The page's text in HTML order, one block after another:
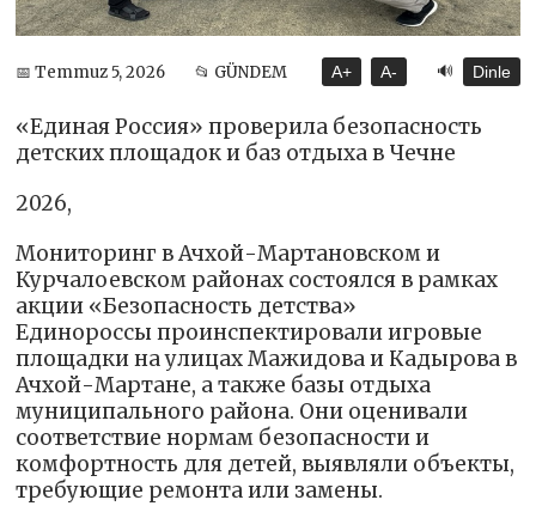
📅 Temmuz 5, 2026 📂 GÜNDEM A+ A- 🔊 Dinle
«Единая Россия» проверила безопасность
детских площадок и баз отдыха в Чечне
2026,
Мониторинг в Ачхой-Мартановском и
Курчалоевском районах состоялся в рамках
акции «Безопасность детства»
Единороссы проинспектировали игровые
площадки на улицах Мажидова и Кадырова в
Ачхой-Мартане, а также базы отдыха
муниципального района. Они оценивали
соответствие нормам безопасности и
комфортность для детей, выявляли объекты,
требующие ремонта или замены.